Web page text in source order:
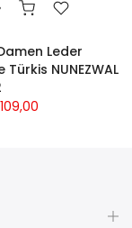
Leder
NUNEZWAL